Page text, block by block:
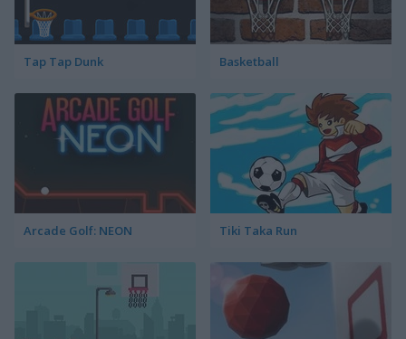
Tap Tap Dunk Basketball
Arcade Golf: NEON Tiki Taka Run